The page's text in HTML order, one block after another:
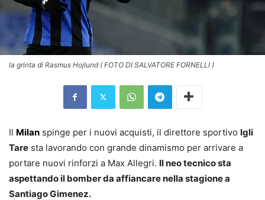
la grinta di Rasmus Hojlund ( FOTO DI SALVATORE FORNELLI )
Il Milan spinge per i nuovi acquisti, il direttore sportivo Igli
Tare sta lavorando con grande dinamismo per arrivare a
portare nuovi rinforzi a Max Allegri. Il neo tecnico sta
aspettando il bomber da affiancare nella stagione a
Santiago Gimenez.